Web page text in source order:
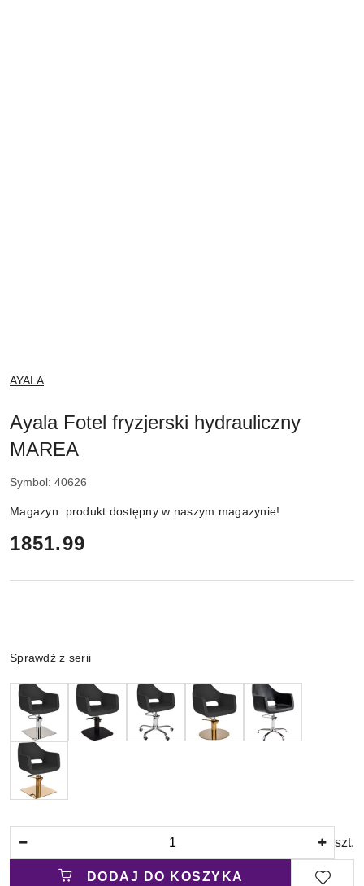
NAZWA
PRODUCENTA:
AYALA
Ayala Fotel fryzjerski hydrauliczny
MAREA
Symbol: 40626
Magazyn: produkt dostępny w naszym magazynie!
cena:
1851.99
Wariant
Sprawdź z serii
szt.
DODAJ DO KOSZYKA